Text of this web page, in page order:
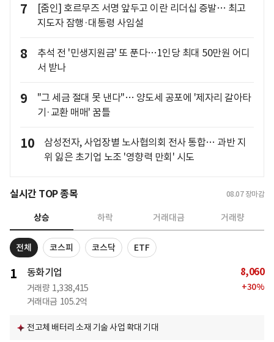
7
[줌인] 호르무즈 서명 앞두고 이란 리더십 증발… 최고
지도자 잠행·대통령 사임설
8
추석 전 '민생지원금' 또 푼다…1인당 최대 50만원 어디
서 받나
9
"그 세금 절대 못 낸다"… 양도세 공포에 '제자리 갈아타
기·교환 매매' 꿈틀
10
삼성전자, 사업장별 노사협의회 전사 통합… 과반 지
위 잃은 초기업 노조 '영향력 만회' 시도
실시간 TOP 종목 08.07 장마감
상승 하락 거래대금 거래량
전체 코스피 코스닥 ETF
1 동화기업
거래량 1,338,415
거래대금 105.2억
8,060
+30%
전고체 배터리 소재 기술 사업 확대 기대